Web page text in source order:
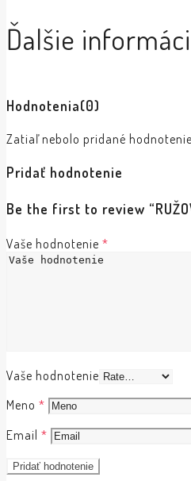
Ďalšie
Hodnotenia(0)
Zatiaľ nebolo pridané hodnotenie.
Pridať hodnotenie
Be the first to review
Vaše hodnotenie *
Vaše hodnotenie
Meno *
Email *